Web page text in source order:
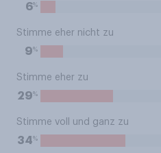
6%
Stimme eher nicht zu
9%
Stimme eher zu
29%
Stimme voll und ganz zu
34%